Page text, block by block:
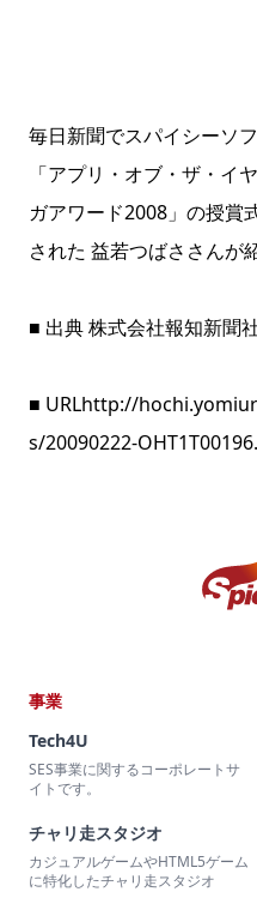
毎日新聞でスパイシーソ
「アプリ・オブ・ザ・イ
ガアワード2008」の授賞
された 益若つばささんが
■ 出典 株式会社報知新聞
■ URLhttp://
s/20090222-
事業
Tech4U
SES事業に関するコーポレートサ
イトです。
チャリ走スタジオ
カジュアルゲームやHTML5ゲーム
に特化したチャリ走スタジオ